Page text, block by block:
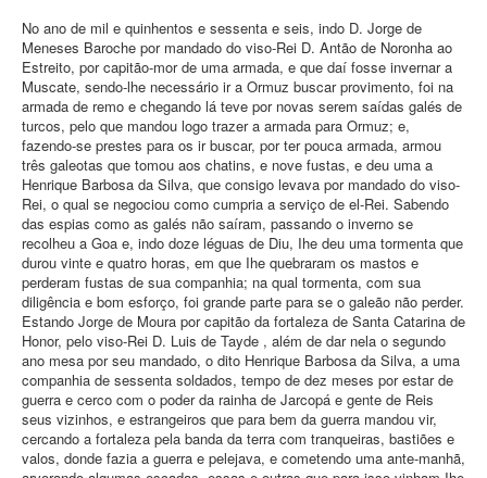
No ano de mil e quinhentos e sessenta e seis, indo D. Jorge de
Meneses Baroche por mandado do viso-Rei D. Antão de Noronha ao
Estreito, por capitão-mor de uma armada, e que daí fosse invernar a
Muscate, sendo-lhe necessário ir a Ormuz buscar provimento, foi na
armada de remo e chegando lá teve por novas serem saídas galés de
turcos, pelo que mandou logo trazer a armada para Ormuz; e,
fazendo-se prestes para os ir buscar, por ter pouca armada, armou
três galeotas que tomou aos chatins, e nove fustas, e deu uma a
Henrique Barbosa da Silva, que consigo levava por mandado do viso-
Rei, o qual se negociou como cumpria a serviço de el-Rei. Sabendo
das espias como as galés não saíram, passando o inverno se
recolheu a Goa e, indo doze léguas de Diu, Ihe deu uma tormenta que
durou vinte e quatro horas, em que Ihe quebraram os mastos e
perderam fustas de sua companhia; na qual tormenta, com sua
diligência e bom esforço, foi grande parte para se o galeão não perder.
Estando Jorge de Moura por capitão da fortaleza de Santa Catarina de
Honor, pelo viso-Rei D. Luis de Tayde , além de dar nela o segundo
ano mesa por seu mandado, o dito Henrique Barbosa da Silva, a uma
companhia de sessenta soldados, tempo de dez meses por estar de
guerra e cerco com o poder da rainha de Jarcopá e gente de Reis
seus vizinhos, e estrangeiros que para bem da guerra mandou vir,
cercando a fortaleza pela banda da terra com tranqueiras, bastiões e
valos, donde fazia a guerra e pelejava, e cometendo uma ante-manhã,